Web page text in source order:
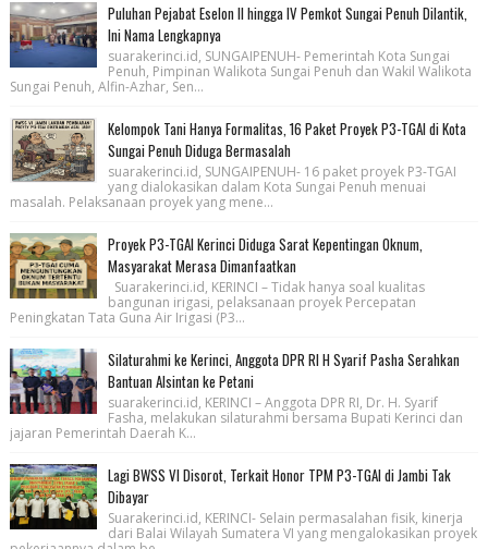
Puluhan Pejabat Eselon II hingga IV Pemkot Sungai Penuh Dilantik,
Ini Nama Lengkapnya
suarakerinci.id, SUNGAIPENUH- Pemerintah Kota Sungai
Penuh, Pimpinan Walikota Sungai Penuh dan Wakil Walikota
Sungai Penuh, Alfin-Azhar, Sen...
Kelompok Tani Hanya Formalitas, 16 Paket Proyek P3-TGAI di Kota
Sungai Penuh Diduga Bermasalah
suarakerinci.id, SUNGAIPENUH- 16 paket proyek P3-TGAI
yang dialokasikan dalam Kota Sungai Penuh menuai
masalah. Pelaksanaan proyek yang mene...
Proyek P3-TGAI Kerinci Diduga Sarat Kepentingan Oknum,
Masyarakat Merasa Dimanfaatkan
Suarakerinci.id, KERINCI – Tidak hanya soal kualitas
bangunan irigasi, pelaksanaan proyek Percepatan
Peningkatan Tata Guna Air Irigasi (P3...
Silaturahmi ke Kerinci, Anggota DPR RI H Syarif Pasha Serahkan
Bantuan Alsintan ke Petani
suarakerinci.id, KERINCI – Anggota DPR RI, Dr. H. Syarif
Fasha, melakukan silaturahmi bersama Bupati Kerinci dan
jajaran Pemerintah Daerah K...
Lagi BWSS VI Disorot, Terkait Honor TPM P3-TGAI di Jambi Tak
Dibayar
Suarakerinci.id, KERINCI- Selain permasalahan fisik, kinerja
dari Balai Wilayah Sumatera VI yang mengalokasikan proyek